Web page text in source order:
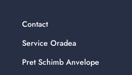
Contact
Service Oradea
Pret Schimb Anvelope